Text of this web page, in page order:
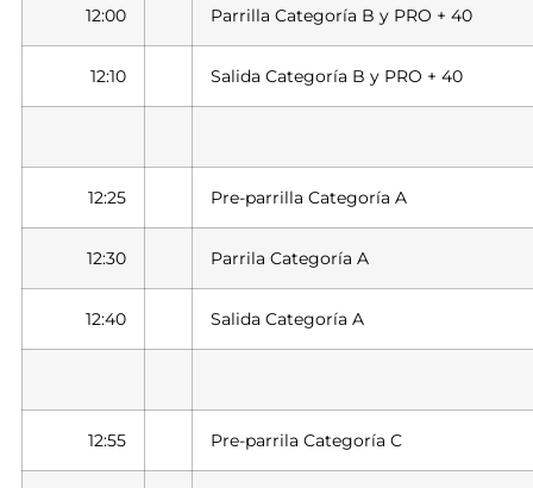
12:00 Parrilla Categoría B y PRO + 40
12:10 Salida Categoría B y PRO + 40
12:25 Pre-parrilla Categoría A
12:30 Parrila Categoría A
12:40 Salida Categoría A
12:55 Pre-parrila Categoría C